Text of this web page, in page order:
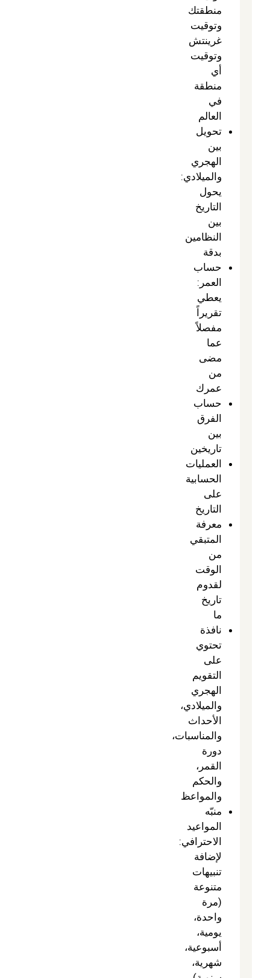
منطقتك
وتوقيت
غرينتش
وتوقيت
منطقة
العالم
تحويل
الهجري
والميلادي:
يحول
التاريخ
النظامين
حساب
العمر:
يعطي
تقريراً
مفصلاً
مضى
عمرك
حساب
الفرق
تاريخين
العمليات
الحسابية
التاريخ
معرفة
المتبقي
الوقت
لقدوم
تاريخ
نافذة
تحتوي
التقويم
الهجري
والميلادي،
الأحداث
والمناسبات،
دورة
القمر،
والحكم
والمواعظ
منبّه
المواعيد
الاحترافي:
لإضافة
تنبيهات
متنوعة
(مرة
واحدة،
يومية،
أسبوعية،
شهرية،